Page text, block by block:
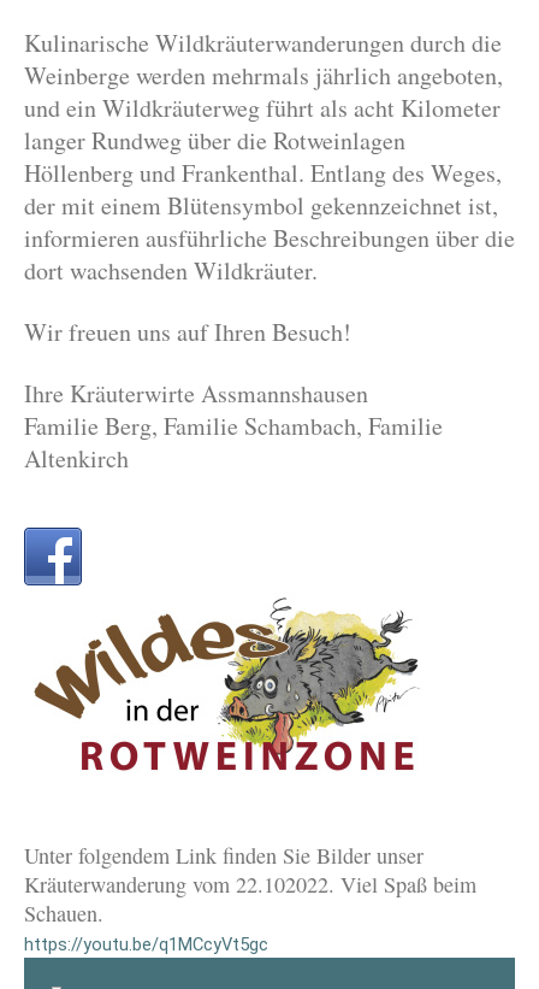
Kulinarische Wildkräuterwanderungen durch die
Weinberge werden mehrmals jährlich angeboten,
und ein Wildkräuterweg führt als acht Kilometer
langer Rundweg über die Rotweinlagen
Höllenberg und Frankenthal. Entlang des Weges,
der mit einem Blütensymbol gekennzeichnet ist,
informieren ausführliche Beschreibungen über die
dort wachsenden Wildkräuter.
Wir freuen uns auf Ihren Besuch!
Ihre Kräuterwirte Assmannshausen
Familie Berg, Familie Schambach, Familie
Altenkirch
Unter folgendem Link finden Sie Bilder unser
Kräuterwanderung vom 22.102022. Viel Spaß beim
Schauen.
https://youtu.be/q1MCcyVt5gc